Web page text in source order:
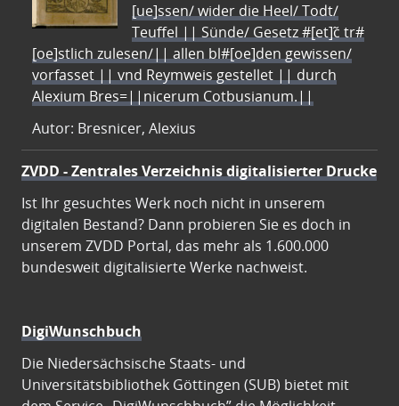
[ue]ssen/ wider die Heel/ Todt/
Teuffel || Sünde/ Gesetz #[et]c̃ tr#
[oe]stlich zulesen/|| allen bl#[oe]den gewissen/
vorfasset || vnd Reymweis gestellet || durch
Alexium Bres=||nicerum Cotbusianum.||
Autor: Bresnicer, Alexius
ZVDD - Zentrales Verzeichnis digitalisierter Drucke
Ist Ihr gesuchtes Werk noch nicht in unserem
digitalen Bestand? Dann probieren Sie es doch in
unserem ZVDD Portal, das mehr als 1.600.000
bundesweit digitalisierte Werke nachweist.
DigiWunschbuch
Die Niedersächsische Staats- und
Universitätsbibliothek Göttingen (SUB) bietet mit